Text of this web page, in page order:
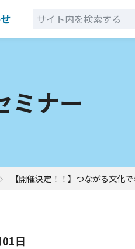
ミナー
【開催決定！！】つながる文
日